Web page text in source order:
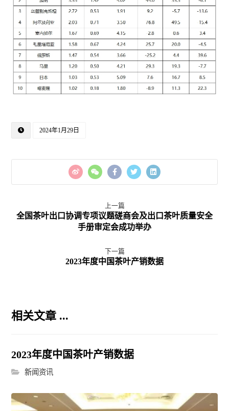
2024年1月29日
上一篇
全国茶叶出口协调专项议题磋商会及出口茶叶质量安全
手册审定会成功举办
下一篇
2023年度中国茶叶产销数据
相关文章 ...
2023年度中国茶叶产销数据
新闻资讯